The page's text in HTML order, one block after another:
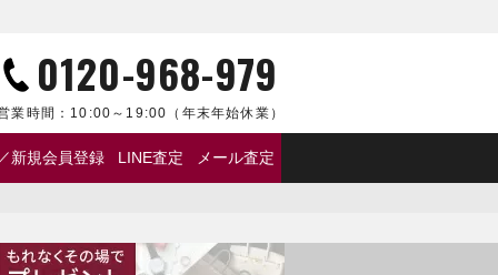
0120-968-979
業時間： 10:00～19:00 （年末年始休業）
新規会員登録 LINE査定 メール査定